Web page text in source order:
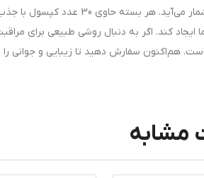
انتخابی ایده‌آل به شمار
ایجاد کند. اگر به دنبال روشی طبیعی برای
هم‌اکنون سفارش دهید تا زیبایی و جوانی را
مشابه